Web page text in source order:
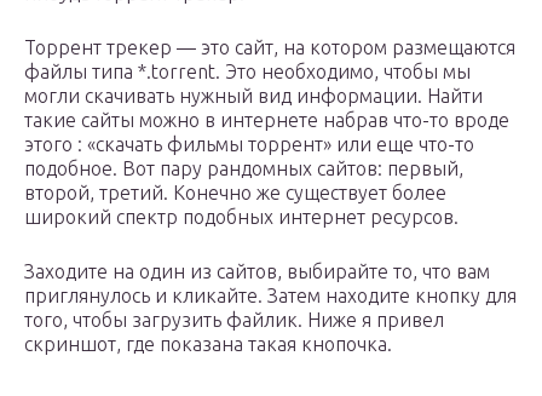
Торрент трекер — это сайт, на котором размещаются
файлы типа *.torrent. Это необходимо, чтобы мы
могли скачивать нужный вид информации. Найти
такие сайты можно в интернете набрав что-то вроде
этого : «скачать фильмы торрент» или еще что-то
подобное. Вот пару рандомных сайтов: первый,
второй, третий. Конечно же существует более
широкий спектр подобных интернет ресурсов.
Заходите на один из сайтов, выбирайте то, что вам
приглянулось и кликайте. Затем находите кнопку для
того, чтобы загрузить файлик. Ниже я привел
скриншот, где показана такая кнопочка.